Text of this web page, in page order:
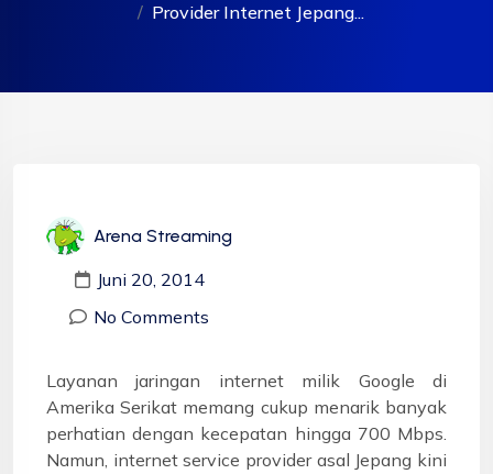
Provider Internet Jepang...
Arena Streaming
Juni 20, 2014
No Comments
Layanan jaringan internet milik Google di
Amerika Serikat memang cukup menarik banyak
perhatian dengan kecepatan hingga 700 Mbps.
Namun, internet service provider asal Jepang kini